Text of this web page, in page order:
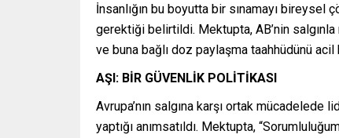
İnsanlığın bu boyutta bir sınamayı
gerektiği belirtildi. Mektupta, AB’nin salgınla
ve buna bağlı doz paylaşma taahhüdünü
AŞI: BİR GÜVENLİK POLİTİKASI
Avrupa’nın salgına karşı ortak
yaptığı anımsatıldı. Mektupta,